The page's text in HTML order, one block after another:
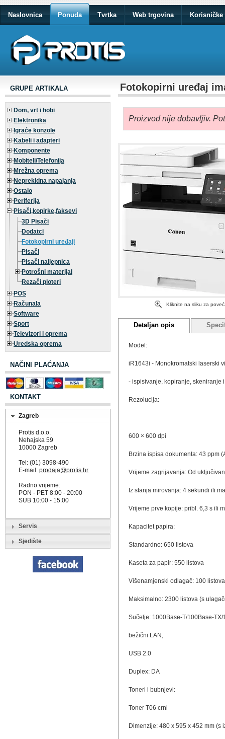
Naslovnica Ponuda Tvrtka Web trgovina Korisničke
GRUPE ARTIKALA
Dom, vrt i hobi
Elektronika
Igraće konzole
Kabeli i adapteri
Komponente
Mobiteli/Telefonija
Mrežna oprema
Neprekidna napajanja
Ostalo
Periferija
Pisači,kopirke,faksevi
3D Pisači
Dodatci
Fotokopirni uređaji
Pisači
Pisači naljepnica
Potrošni materijal
Rezači ploteri
POS
Računala
Software
Sport
Televizori i oprema
Uredska oprema
NAČINI PLAĆANJA
KONTAKT
Zagreb
Protis d.o.o.
Nehajska 59
10000 Zagreb
Tel: (01) 3098-490
E-mail:prodaja@protis.hr
Radno vrijeme:
PON - PET 8:00 - 20:00
SUB 10:00 - 15:00
Servis
Sjedište
Fotokopirni uređaj
Proizvod nije dobavljiv.
Kliknite na sliku za
Detaljan opis
Model:
iR1643i - Monokromatski laserski
- ispisivanje, kopiranje, skeniranje
Rezolucija:
600 × 600 dpi
Brzina ispisa dokumenta: 43 ppm
Vrijeme zagrijavanja: Od
Iz stanja mirovanja: 4 sekundi ili
Vrijeme prve kopije: pribl. 6,3 s ili
Kapacitet papira:
Standardno: 650 listova
Kaseta za papir: 550 listova
Višenamjenski odlagač: 100 listova
Maksimalno: 2300 listova (s
Sučelje: 1000Base-T/100Base-TX/
bežični LAN,
USB 2.0
Duplex: DA
Toneri i bubnjevi:
Toner T06 crni
Dimenzije: 480 x 595 x 452 mm